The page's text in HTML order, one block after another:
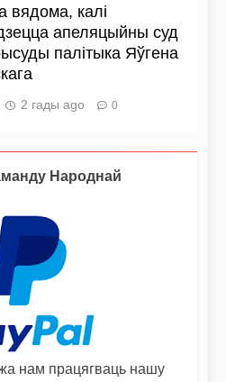
вядома, калі
апеляцыйны суд
палітыка Яўгена
2 гады ago 0
Народнай
нам працягваць нашу